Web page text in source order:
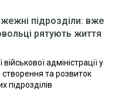
підрозділи: вже
рятують життя
адміністрації у
та розвиток
підрозділів